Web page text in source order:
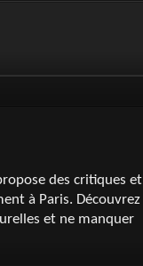
des critiques et
à Paris. Découvrez
et ne manquer